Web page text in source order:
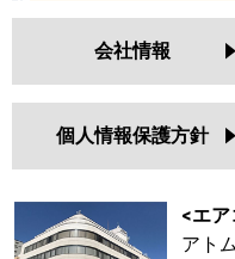
会社情報
個人情報保護方針
<エ
アト